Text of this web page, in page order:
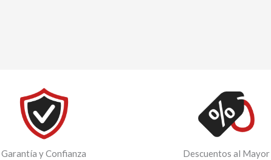
Garantía y Confianza Descuentos al Mayor